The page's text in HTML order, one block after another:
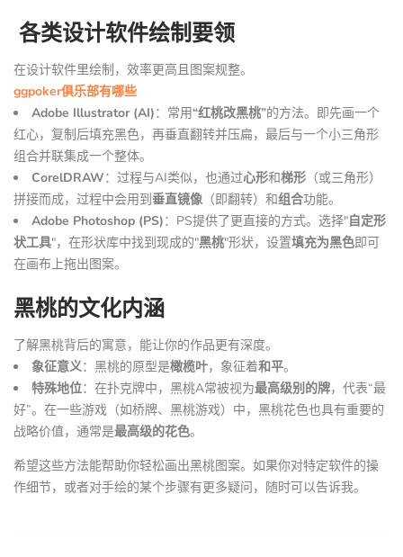
️ 各类设计软件绘制要领
在设计软件里绘制，效率更高且图案规整。
ggpoker俱乐部有哪些
Adobe Illustrator (AI)：常用“红桃改黑桃”的方法。即先画一个
红心，复制后填充黑色，再垂直翻转并压扁，最后与一个小三角形
组合并联集成一个整体。
CorelDRAW：过程与AI类似，也通过心形和梯形 （或三角形）
拼接而成，过程中会用到垂直镜像 （即翻转）和组合功能。
Adobe Photoshop (PS)：PS提供了更直接的方式。选择"自定形
状工具"，在形状库中找到现成的"黑桃"形状，设置填充为黑色即可
在画布上拖出图案。
黑桃的文化内涵
了解黑桃背后的寓意，能让你的作品更有深度。
象征意义：黑桃的原型是橄榄叶，象征着和平。
特殊地位：在扑克牌中，黑桃A常被视为最高级别的牌，代表“最
好”。在一些游戏（如桥牌、黑桃游戏）中，黑桃花色也具有重要的
战略价值，通常是最高级的花色。
希望这些方法能帮助你轻松画出黑桃图案。如果你对特定软件的操
作细节，或者对手绘的某个步骤有更多疑问，随时可以告诉我。